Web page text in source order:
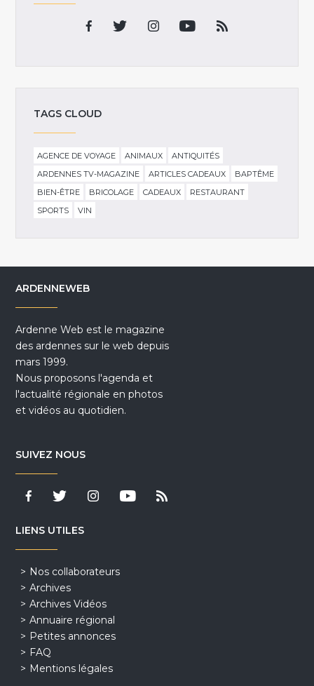
TAGS CLOUD
AGENCE DE VOYAGE ANIMAUX
ANTIQUITÉS
ARDENNES TV-MAGAZINE
ARTICLES CADEAUX
BAPTÊME
BIEN-ÊTRE
BRICOLAGE CADEAUX
RESTAURANT
SPORTS
VIN
ARDENNEWEB
Ardenne Web est le magazine
des ardennes sur le web depuis
mars 1999.
Nous proposons l'agenda et
l'actualité régionale en photos
et vidéos au quotidien.
SUIVEZ NOUS
LIENS UTILES
Nos collaborateurs
Archives
Archives Vidéos
Annuaire régional
Petites annonces
FAQ
Mentions légales